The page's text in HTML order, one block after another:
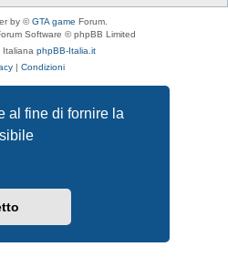
al fine di fornire la
by ©GTA game Forum.
Software © phpBB Limited
Italiana phpBB-Italia.it
| Condizioni